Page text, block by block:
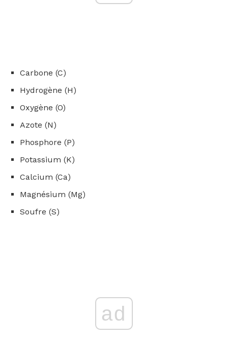
Carbone (C)
Hydrogène (H)
Oxygène (O)
Azote (N)
Phosphore (P)
Potassium (K)
Calcium (Ca)
Magnésium (Mg)
Soufre (S)
ad